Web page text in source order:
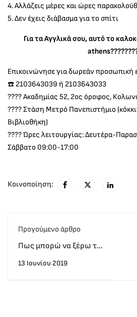
4. Αλλάζεις μέρες και ώρες
5. Δεν έχεις διάβασμα για το σπίτι
Για τα Αγγλικά σου, αυτό το
Επικοινώνησε για δωρεάν
☎️ 2103643039 ή 2103643033
???? Ακαδημίας 52, 2ος όροφος,
???? Στάση Μετρό Πανεπιστήμιο
Βιβλιοθήκη)
???? Ώρες λειτουργίας: Δευτέρα-
Σάββατο 09:00-17:00
Κοινοποίηση:
Προγούμενο άρθρο
Πως μπορώ να ξέρω το
μου;
13 Ιουνίου 2019